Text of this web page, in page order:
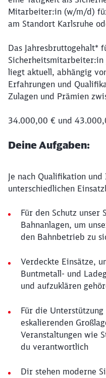
Mitarbeiter:in (w/m/d)
am Standort Karlsruhe
Das Jahresbruttogehalt*
liegt aktuell, abhängig
Erfahrungen und
Zulagen und Prämien
34.000,00 € und
Deine Aufgaben:
Je nach Qualifikation
unterschiedlichen
Für den Schutz unser
Bahnanlagen, um
den Bahnbetrieb zu
Verdeckte Einsätze,
Buntmetall- und
und aufzuklären
Für die
eskalierenden
Veranstaltungen wie
du verantwortlich
Dir stehen moderne